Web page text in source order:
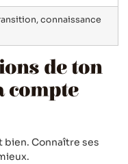
connaissance
de ton
compte
bien. Connaître ses